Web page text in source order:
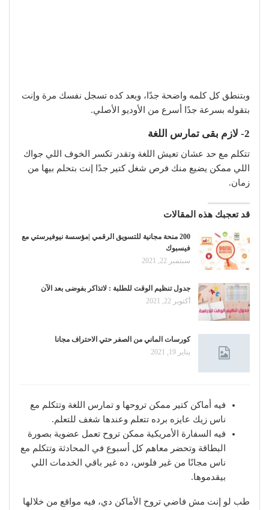
وبتنطق كل كلمه واضحة جدًا، وبعد كده تسجل نفسك مرة وإنت
بتقوله بسرعة جدًا أسرع من الأوديو الأصلي.
2- لازم بقى تمارس اللغة
تتكلم مع حد عشان تعيش اللغة وتقدر تكسر الخوف اللي جواك
اللي ممكن يضيع منك فرص شغل كتير جدًا إنت بتحلم بيها من
زمان.
قد تعجبك هذه المقالات
200 منحة مجانية للتسويق الرقمي |مؤسسة نيوفيرستي مع
فيسبوك
سبتمبر 22, 2021
جدول تنظيم الوقت للطلبة : لاتذاكر بفوضى بعد الآن
أكتوبر 22, 2021
كورسات الماني من الصفر حتي الاحتراف مجانا
يناير 19, 2021
فيه أماكن كتير ممكن تروحها و تمارس اللغة وتتكلم مع
ناس زيك عايزه برده تتعلم وعندها شغف للتعلم.
فيه السفارة الأمريكية ممكن تروح تعمل عضوية بصورة
البطاقة وتحضر معاهم كل أسبوع في المحادثة وتتكلم مع
ناس مجانًا من غير فلوس، ده غير باقي الخدمات اللي
بيقدموها.
طب لو إنت مش فاضي تروح الأماكن دي، فيه مواقع من خلالها